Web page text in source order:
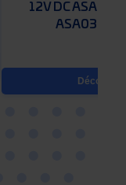
12V DC ASA
Découvrir